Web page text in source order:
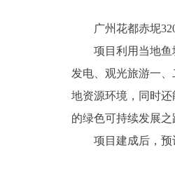
广州花都赤坭
项目利用当地鱼
发电、观光旅游一
地资源环境，同时
的绿色可持续发展之
项目建成后，预